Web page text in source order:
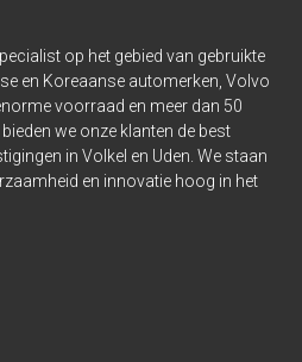
op het gebied van gebruikte
en Koreaanse automerken, Volvo
voorraad en meer dan 50
we onze klanten de best
in Volkel en Uden. We staan
en innovatie hoog in het